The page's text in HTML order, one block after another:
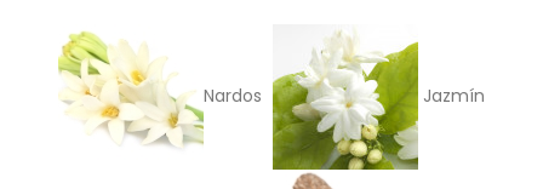
Nardos Jazmín